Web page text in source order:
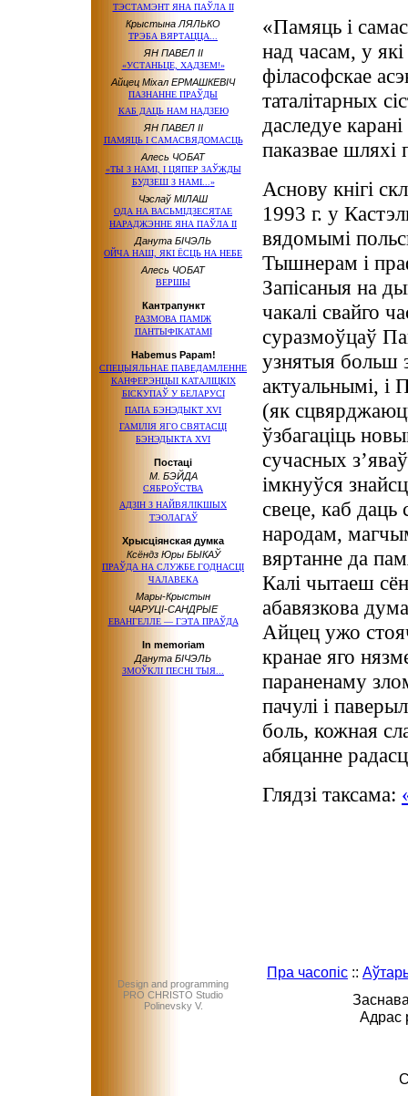
ТЭСТАМЭНТ ЯНА ПАЎЛА ІІ
Крыстына ЛЯЛЬКО
ТРЭБА ВЯРТАЦЦА...
ЯН ПАВЕЛ ІІ
«УСТАНЬЦЕ, ХАДЗЕМ!»
Айцец Міхал ЕРМАШКЕВІЧ
ПАЗНАННЕ ПРАЎДЫ
КАБ ДАЦЬ НАМ НАДЗЕЮ
ЯН ПАВЕЛ ІІ
ПАМЯЦЬ І САМАСВЯДОМАСЦЬ
Алесь ЧОБАТ
«ТЫ З НАМІ, І ЦЯПЕР ЗАЎЖДЫ
БУДЗЕШ З НАМІ... »
Чэслаў МІЛАШ
ОДА НА ВАСЬМІДЗЕСЯТАЕ
НАРАДЖЭННЕ ЯНА ПАЎЛА ІІ
Данута БІЧЭЛЬ
ОЙЧА НАШ, ЯКІ ЁСЦЬ НА НЕБЕ
Алесь ЧОБАТ
ВЕРШЫ
Кантрапункт
РАЗМОВА ПАМІЖ
ПАНТЫФІКАТАМІ
Habemus Papam!
СПЕЦЫЯЛЬНАЕ ПАВЕДАМЛЕННЕ
КАНФЕРЭНЦЫІ КАТАЛІЦКІХ
БІСКУПАЎ У БЕЛАРУСІ
ПАПА БЭНЭДЫКТ XVI
ГАМІЛІЯ ЯГО СВЯТАСЦІ
БЭНЭДЫКТА XVI
Постаці
М. БЭЙДА
СЯБРОЎСТВА
АДЗІН З НАЙВЯЛІКШЫХ
ТЭОЛАГАЎ
Хрысціянская думка
Ксёндз Юры БЫКАЎ
ПРАЎДА НА СЛУЖБЕ ГОДНАСЦІ
ЧАЛАВЕКА
Мары-Крыстын
ЧАРУЦІ-САНДРЫЕ
ЕВАНГЕЛЛЕ — ГЭТА ПРАЎДА
In memoriam
Данута БІЧЭЛЬ
ЗМОЎКЛІ ПЕСНІ ТЫЯ...
«Памяць і
над часам, у
філасофскае
таталітарных
даследуе
паказвае шляхі
Аснову кнігі
1993 г. у
вядомымі
Тышнерам і
Запісаныя на
чакалі свайго
суразмоўцаў
узнятыя больш
актуальнымі, і
(як
ўзбагаціць
сучасных
імкнуўся
свеце, каб
народам,
вяртанне да
Калі чытаеш
абавязкова
Айцец ужо
кранае яго
параненаму
пачулі і
боль, кожная
абяцанне
Глядзі таксама:
Design and programming
PRO CHRISTO Studio
Polinevsky V.
Пра часопіс ::
Адрас